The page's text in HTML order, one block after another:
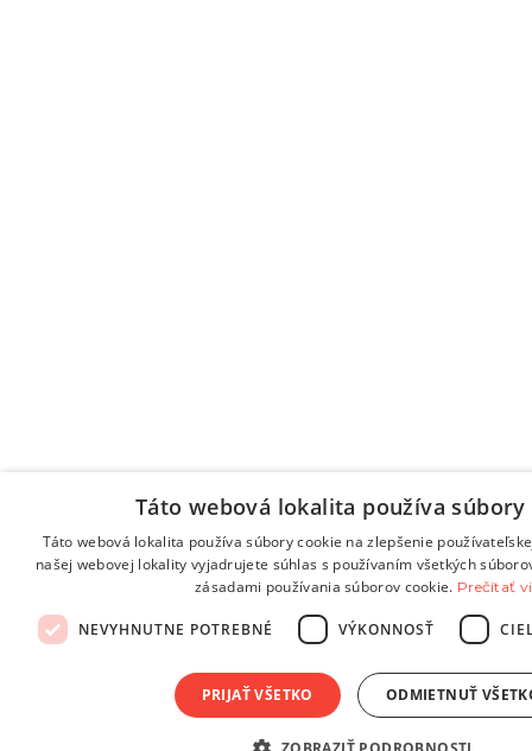
Táto webová lokalita používa súbory
Táto webová lokalita používa súbory cookie na zlepšenie
našej webovej lokality vyjadrujete súhlas s používaním všetkých
zásadami používania súborov cookie. Prečítať
NEVYHNUTNE POTREBNÉ VÝKONNOSŤ
PRIJAŤ VŠETKO ODMIETNUŤ